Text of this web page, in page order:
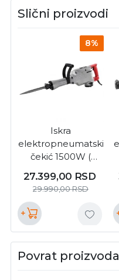
Slični proizvodi
8%
Iskra
elektropneumatski
čekić 1500W (
27.399,00 RSD
29.990,00RSD
+
Povrat proizvoda